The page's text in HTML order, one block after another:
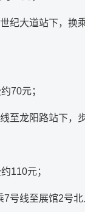
纪大道站下，
70元；
至龙阳路站下，
110元；
号线至展馆2号北